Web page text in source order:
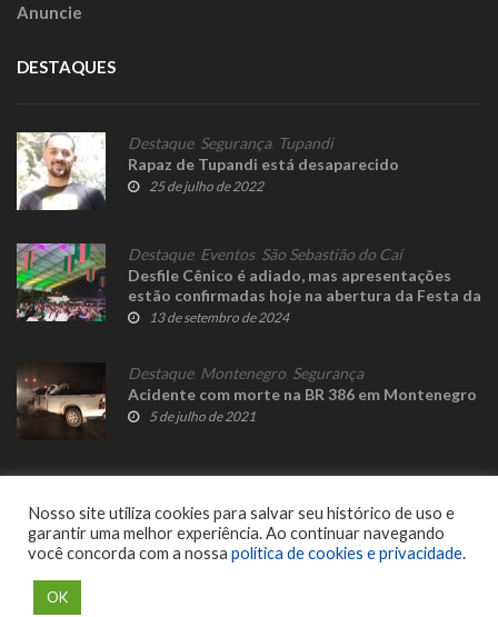
Anuncie
DESTAQUES
Destaque, Segurança, Tupandi
Rapaz de Tupandi está desaparecido
25 de julho de 2022
Destaque, Eventos, São Sebastião do Caí
Desfile Cênico é adiado, mas apresentações
estão confirmadas hoje na abertura da Festa da
Bergamota
13 de setembro de 2024
Destaque, Montenegro Segurança
Acidente com morte na BR 386 em Montenegro
5 de julho de 2021
Nosso site utiliza cookies para salvar seu histórico de uso e
garantir uma melhor experiência. Ao continuar navegando
você concorda com a nossa política de cookies e privacidade.
OK